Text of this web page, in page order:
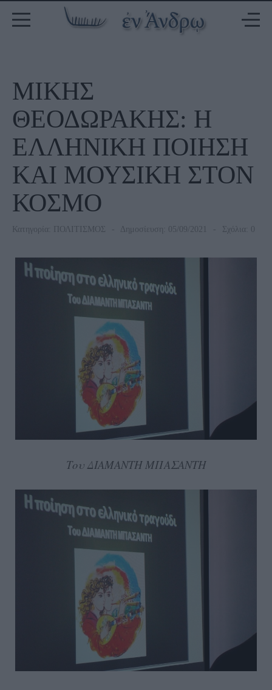
ΜΙΚΗΣ
ΘΕΟΔΩΡΑΚΗΣ: Η
ΕΛΛΗΝΙΚΗ ΠΟΙΗΣΗ
ΚΑΙ ΜΟΥΣΙΚΗ ΣΤΟΝ
ΚΟΣΜΟ
Κατηγορία: ΠΟΛΙΤΙΣΜΟΣ Δημοσίευση: 05/09/2021 Σχόλια: 0
Του ΔΙΑΜΑΝΤΗ ΜΠΑΣΑΝΤΗ